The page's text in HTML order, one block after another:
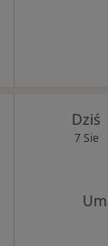
Dziś
7 Sie